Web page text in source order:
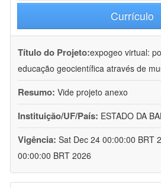
Currículo
Título do Projeto:expogeo virtual:
educação geocientífica através de
Resumo: Vide projeto anexo
Instituição/UF/País: ESTADO DA
Vigência: Sat Dec 24 00:00:00 BRT
00:00:00 BRT 2026